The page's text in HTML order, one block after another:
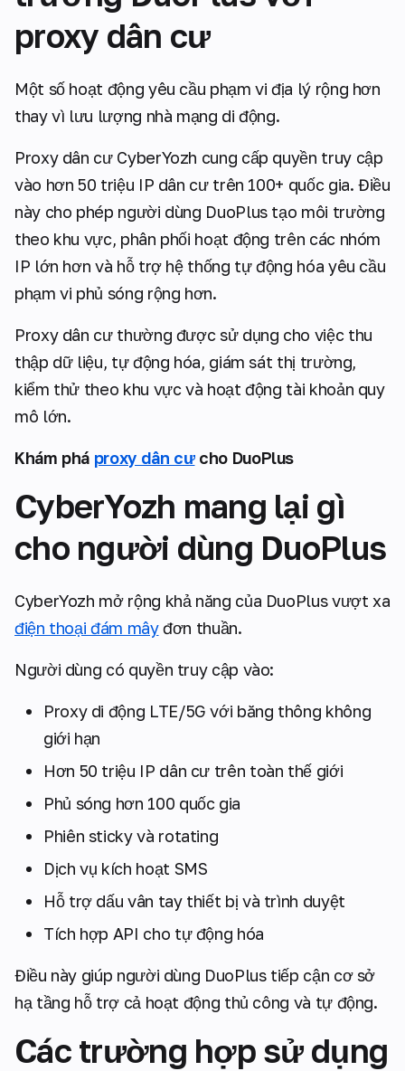
proxy dân cư
Một số hoạt động yêu cầu phạm vi địa lý rộng hơn
thay vì lưu lượng nhà mạng di động.
Proxy dân cư CyberYozh cung cấp quyền truy cập
vào hơn 50 triệu IP dân cư trên 100+ quốc gia. Điều
này cho phép người dùng DuoPlus tạo môi trường
theo khu vực, phân phối hoạt động trên các nhóm
IP lớn hơn và hỗ trợ hệ thống tự động hóa yêu cầu
phạm vi phủ sóng rộng hơn.
Proxy dân cư thường được sử dụng cho việc thu
thập dữ liệu, tự động hóa, giám sát thị trường,
kiểm thử theo khu vực và hoạt động tài khoản quy
mô lớn.
Khám phá proxy dân cưcho DuoPlus
CyberYozh mang lại gì
cho người dùng DuoPlus
CyberYozh mở rộng khả năng của DuoPlus vượt xa
điện thoại đám mâyđơn thuần.
Người dùng có quyền truy cập vào:
Proxy di động LTE/5G với băng thông không
giới hạn
Hơn 50 triệu IP dân cư trên toàn thế giới
Phủ sóng hơn 100 quốc gia
Phiên sticky và rotating
Dịch vụ kích hoạt SMS
Hỗ trợ dấu vân tay thiết bị và trình duyệt
Tích hợp API cho tự động hóa
Điều này giúp người dùng DuoPlus tiếp cận cơ sở
hạ tầng hỗ trợ cả hoạt động thủ công và tự động.
Các trường hợp sử dụng